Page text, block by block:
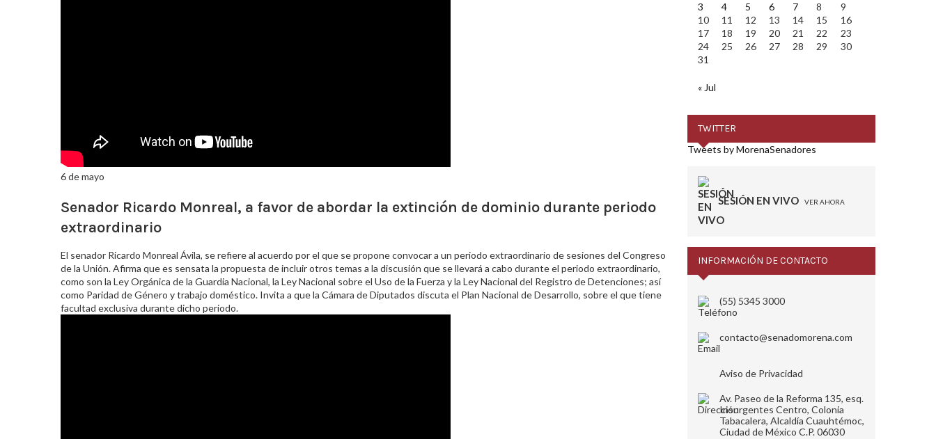
6 de mayo
Senador Ricardo Monreal, a favor de abordar la extinción de dominio durante periodo
extraordinario
El senador Ricardo Monreal Ávila, se refiere al acuerdo por el que se propone convocar a un periodo extraordinario de sesiones del Congreso
de la Unión. Afirma que es sensata la propuesta de incluir otros temas a la discusión que se llevará a cabo durante el periodo extraordinario,
como son la Ley Orgánica de la Guardia Nacional, la Ley Nacional sobre el Uso de la Fuerza y la Ley Nacional del Registro de Detenciones; así
como Paridad de Género y trabajo doméstico. Invita a que la Cámara de Diputados discuta el Plan Nacional de Desarrollo, sobre el que tiene
facultad exclusiva durante dicho periodo.
3
4 5 6 7 8
9
10
11 12 13 14 15
16
17
18 19 20 21 22
23
24
25 26 27 28 29
30
31
« Jul
TWITTER
Tweets by MorenaSenadores
SESIÓN EN VIVO VER AHORA
INFORMACIÓN DE CONTACTO
(55) 5345 3000
contacto@senadomorena.com
Aviso de Privacidad
Av. Paseo de la Reforma 135, esq.
Insurgentes Centro, Colonia
Tabacalera, Alcaldía Cuauhtémoc,
Ciudad de México C.P. 06030